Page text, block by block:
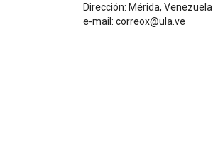
Dirección: Mérida, Venezuela
e-mail: correox@ula.ve